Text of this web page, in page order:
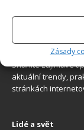
Zásady
Sháníte zajímavé
aktuální trendy,
stránkách
Lidé a svět